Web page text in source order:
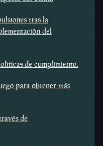
tras la
del
de cumplimiento.
para obtener más
de